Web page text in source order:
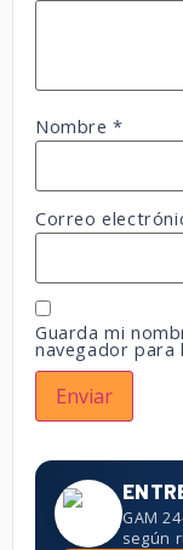
Nombre*
Correo
Guarda mi
navegador para
GAM
según